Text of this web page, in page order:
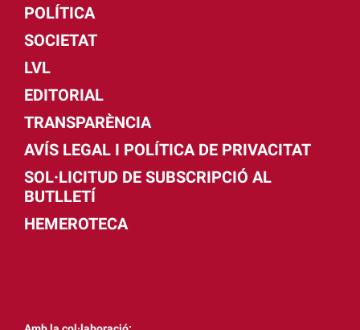
POLÍTICA
SOCIETAT
LVL
EDITORIAL
TRANSPARÈNCIA
AVÍS LEGAL I POLÍTICA DE PRIVACITAT
SOL·LICITUD DE SUBSCRIPCIÓ AL
BUTLLETÍ
HEMEROTECA